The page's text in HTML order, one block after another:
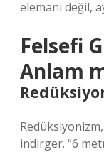
elemanı değil,
Felsefi
Anlam
indirger. “6